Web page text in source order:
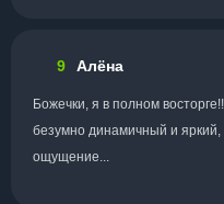
9 Алёна
Божечки, я в полном
безумно динамичный и яркий,
ощущение...